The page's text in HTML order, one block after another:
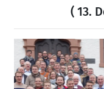
( 13.